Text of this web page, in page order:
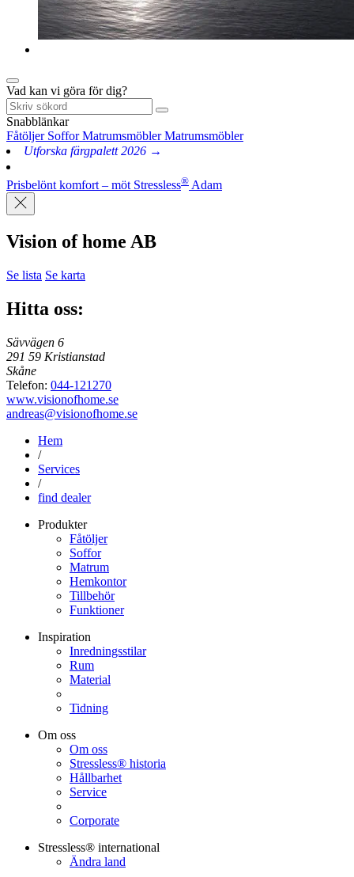
Vad kan vi göra för dig?
Snabblänkar
Fåtöljer SofforMatrumsmöblerMatrumsmöbler
Utforska färgpalett 2026 →
Prisbelönt komfort – möt Stressless® Adam
Vision of home AB
Se lista Se karta
Hitta oss:
Sävvägen 6
291 59 Kristianstad
Skåne
Telefon: 044-121270
www.visionofhome.se
andreas@visionofhome.se
Hem
/
Services
/
find dealer
Produkter
Fåtöljer
Soffor
Matrum
Hemkontor
Tillbehör
Funktioner
Inspiration
Inredningsstilar
Rum
Material
Tidning
Om oss
Om oss
Stressless® historia
Hållbarhet
Service
Corporate
Stressless® international
Ändra land